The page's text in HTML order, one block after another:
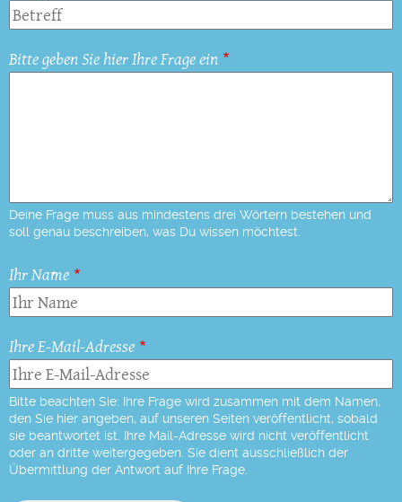
Bitte geben Sie hier Ihre Frage ein
Deine Frage muss aus mindestens drei Wörtern bestehen und
soll genau beschreiben, was Du wissen möchtest.
Ihr Name
Ihre E-Mail-Adresse
Bitte beachten Sie: Ihre Frage wird zusammen mit dem Namen,
den Sie hier angeben, auf unseren Seiten veröffentlicht, sobald
sie beantwortet ist. Ihre Mail-Adresse wird nicht veröffentlicht
oder an dritte weitergegeben. Sie dient ausschließlich der
Übermittlung der Antwort auf Ihre Frage.